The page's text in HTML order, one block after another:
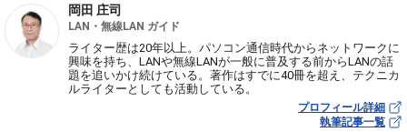
岡田 庄司
LAN・無線LAN ガイド
ライター歴は20年以上。パソコン通信時代からネットワークに
興味を持ち、LANや無線LANが一般に普及する前からLANの話
題を追いかけ続けている。著作はすでに40冊を超え、テクニカ
ルライターとしても活動している。
プロフィール詳細
執筆記事一覧